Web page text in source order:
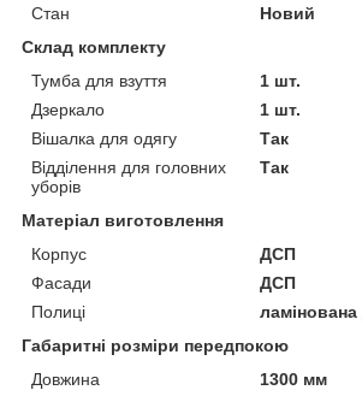
Стан
Новий
Склад комплекту
Тумба для взуття
1 шт.
Дзеркало
1 шт.
Вішалка для одягу
Так
Відділення для головних
уборів
Так
Матеріал виготовлення
Корпус
ДСП
Фасади
ДСП
Полиці
Габаритні розміри передпокою
Довжина
1300 мм